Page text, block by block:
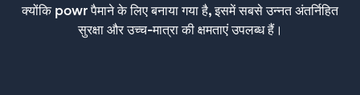
क्योंकि powr पैमाने के लिए बनाया गया है, इसमें सबसे उन्नत अंतर्निहित
सुरक्षा और उच्च-मात्रा की क्षमताएं उपलब्ध हैं।